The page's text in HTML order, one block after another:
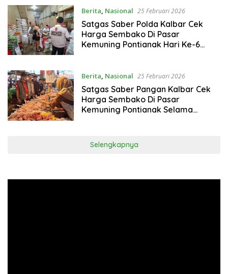
Berita, Nasional 25 Februari 2026
Satgas Saber Polda Kalbar Cek
Harga Sembako Di Pasar
Kemuning Pontianak Hari Ke-6
Berita, Nasional 25 Februari 2026
Satgas Saber Pangan Kalbar Cek
Harga Sembako Di Pasar
Kemuning Pontianak Selama
Selengkapnya